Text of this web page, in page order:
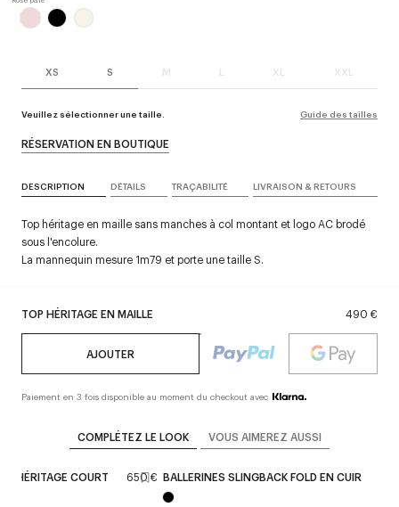
XS S M L XL XXL
Veuillez sélectionner une taille. Guide des tailles
TOP HÉRITAGE EN MAILLE 490 €
AJOUTER
Paiement en 3 fois disponible au moment du checkout avec
RÉSERVATION EN BOUTIQUE
DESCRIPTION DÉTAILS TRAÇABILITÉ LIVRAISON & RETOURS
Top héritage en maille sans manches à col montant et logo AC brodé
sous l'encolure.
La mannequin mesure 1m79 et porte une taille S.
COMPLÉTEZ LE LOOK VOUS AIMEREZ AUSSI
HÉRITAGE COURT 650 € BALLERINES SLINGBACK FOLD EN CUIR